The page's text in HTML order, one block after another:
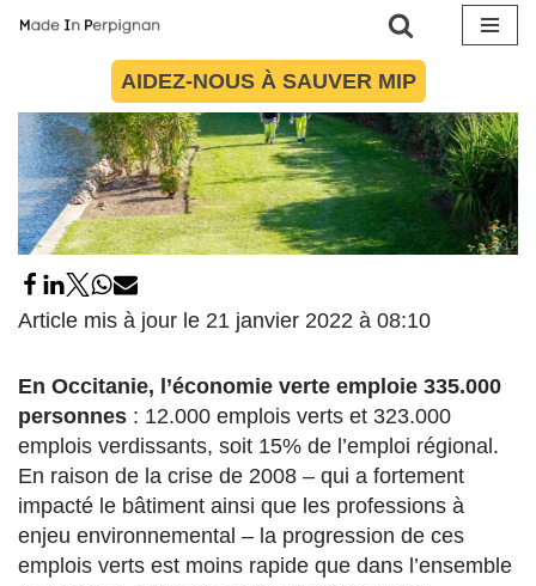
contenu
AIDEZ-NOUS À SAUVER MIP
Article mis à jour le 21 janvier 2022 à 08:10
En Occitanie, l’économie verte emploie 335.000
personnes : 12.000 emplois verts et 323.000
emplois verdissants, soit 15% de l’emploi régional.
En raison de la crise de 2008 – qui a fortement
impacté le bâtiment ainsi que les professions à
enjeu environnemental – la progression de ces
emplois verts est moins rapide que dans l’ensemble